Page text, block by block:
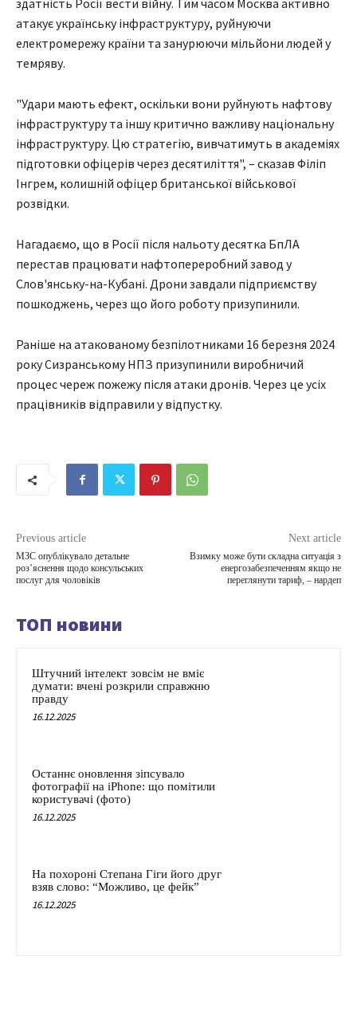
здатність Росії вести війну. Тим часом Москва активно
атакує українську інфраструктуру, руйнуючи
електромережу країни та занурюючи мільйони людей у ​​
темряву.
"Удари мають ефект, оскільки вони руйнують нафтову
інфраструктуру та іншу критично важливу національну
інфраструктуру. Цю стратегію, вивчатимуть в академіях
підготовки офіцерів через десятиліття", – сказав Філіп
Інгрем, колишній офіцер британської військової
розвідки.
Нагадаємо, що в Росії після нальоту десятка БпЛА
перестав працювати нафтопереробний завод у
Слов'янську-на-Кубані. Дрони завдали підприємству
пошкоджень, через що його роботу призупинили.
Раніше на атакованому безпілотниками 16 березня 2024
року Сизранському НПЗ призупинили виробничий
процес череж пожежу після атаки дронів. Через це усіх
працівників відправили у відпустку.
Previous article
МЗС опублікувало детальне
роз’яснення щодо консульських
послуг для чоловіків
Next article
Взимку може бути складна ситуація з
енергозабезпеченням якщо не
переглянути тариф, – нардеп
ТОП новини
Штучний інтелект зовсім не вміє
думати: вчені розкрили справжню
правду
16.12.2025
Останнє оновлення зіпсувало
фотографії на iPhone: що помітили
користувачі (фото)
16.12.2025
На похороні Степана Гіги його друг
взяв слово: “Можливо, це фейк”
16.12.2025